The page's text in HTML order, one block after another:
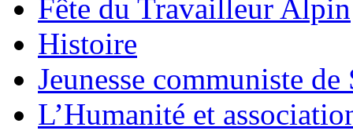
Fête du Travailleur Alpin
Histoire
Jeunesse communiste
L’Humanité et